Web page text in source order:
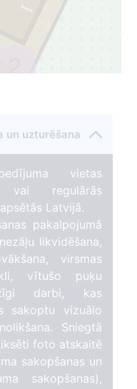
1
2
un uzturēšana
vietas
vai regulārās
Latvijā.
pakalpojumā
likvidēšana,
virsmas
vītušo puķu
darbi, kas
sakoptu vizuālo
Sniegtā
foto atskaitē
sakopšanas un
sakopšanas),